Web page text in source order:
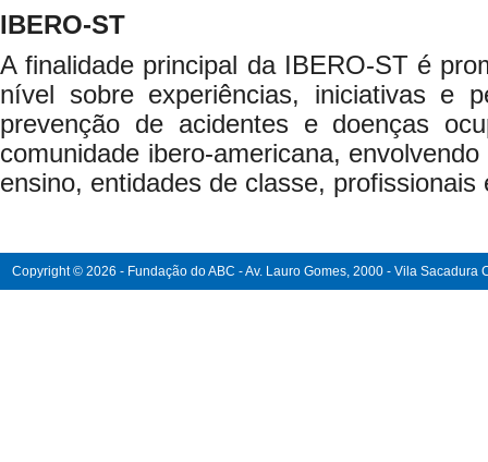
IBERO-ST
A finalidade principal da IBERO-ST é
nível sobre experiências, iniciativas e
prevenção de acidentes e doenças
comunidade ibero-americana,
ensino, entidades de classe, profissionais
Copyright © 2026 - Fundação do ABC - Av. Lauro Gomes, 2000 - Vila